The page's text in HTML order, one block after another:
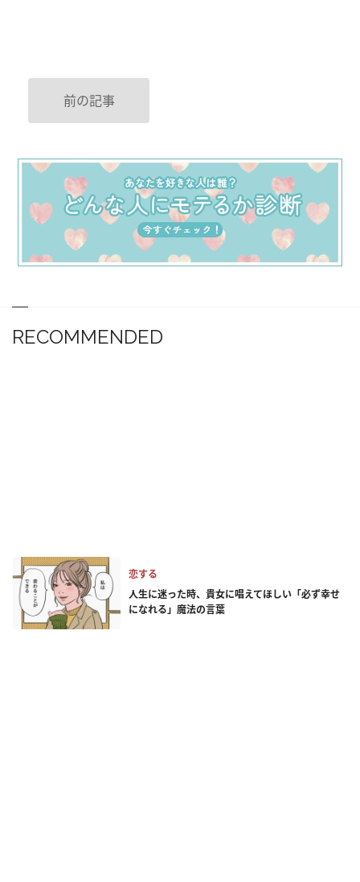
前の記事
RECOMMENDED
恋する
人生に迷った時、貴女に唱えてほしい「必ず幸せ
になれる」魔法の言葉